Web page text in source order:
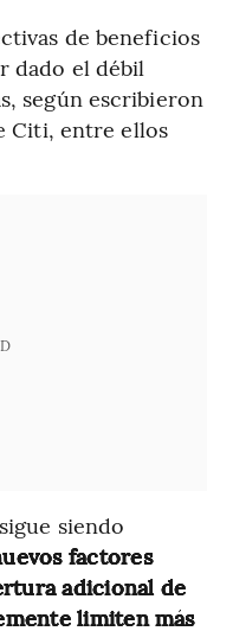
de beneficios
dado el débil
según escribieron
Citi, entre ellos
siendo
factores
adicional de
limiten más